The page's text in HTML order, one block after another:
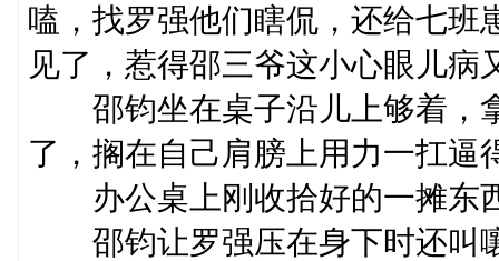
嗑，找罗强他们瞎侃，还给七班
见了，惹得邵三爷这小心眼儿病
邵钧坐在桌子沿儿上够着，
了，搁在自己肩膀上用力一扛逼
办公桌上刚收拾好的一摊东
邵钧让罗强压在身下时还叫